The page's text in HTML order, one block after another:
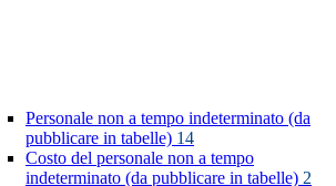
Personale non a tempo indeterminato (da
pubblicare in tabelle) 14
Costo del personale non a tempo
indeterminato (da pubblicare in tabelle) 2